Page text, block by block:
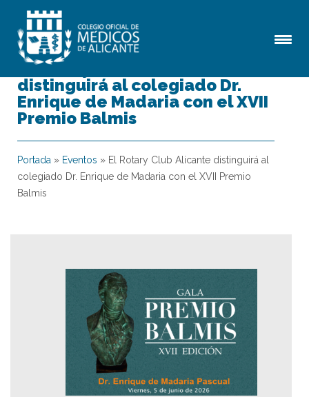
El Rotary Club Alicante
distinguirá al colegiado Dr.
Enrique de Madaria con el XVII
Premio Balmis
Portada » Eventos » El Rotary Club Alicante distinguirá al
colegiado Dr. Enrique de Madaria con el XVII Premio
Balmis